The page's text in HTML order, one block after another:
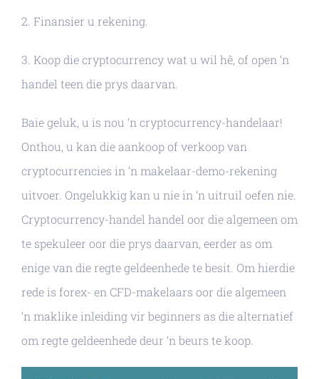
2. Finansier u rekening.
3. Koop die cryptocurrency wat u wil hê, of open ‘n
handel teen die prys daarvan.
Baie geluk, u is nou ‘n cryptocurrency-handelaar!
Onthou, u kan die aankoop of verkoop van
cryptocurrencies in ‘n makelaar-demo-rekening
uitvoer. Ongelukkig kan u nie in ‘n uitruil oefen nie.
Cryptocurrency-handel handel oor die algemeen om
te spekuleer oor die prys daarvan, eerder as om
enige van die regte geldeenhede te besit. Om hierdie
rede is forex- en CFD-makelaars oor die algemeen
‘n maklike inleiding vir beginners as die alternatief
om regte geldeenhede deur ‘n beurs te koop.